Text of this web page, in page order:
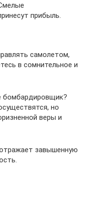
прибыль.
самолетом,
в сомнительное и
бомбардировщик?
но
веры и
завышенную